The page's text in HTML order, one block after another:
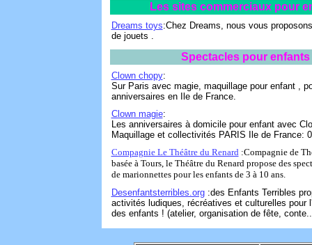
Les sites commerciaux pour
Dreams toys:Chez Dreams, nous vous
de jouets .
Spectacles pour enfants
Clown chopy:
Sur Paris avec magie, maquillage pour enfant ,
anniversaires en Ile de France.
Clown magie:
Les anniversaires à domicile pour enfant avec
Maquillage et collectivités PARIS Ile de France:
Compagnie Le Théâtre du Renard:Compagnie de
basée à Tours, le Théâtre du Renard propose des
de marionnettes pour les enfants de 3 à 10 ans.
Desenfantsterribles.org:des Enfants Terribles
activités ludiques, récréatives et culturelles pour
des enfants ! (atelier, organisation de fête,